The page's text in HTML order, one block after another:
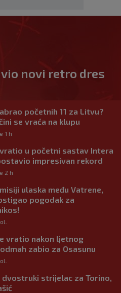
novi retro dres
početnih 11 za Litvu?
se vraća na klupu
1 h
u početni sastav Intera
impresivan rekord
2 h
ulaska među Vatrene,
pogodak za
vratio nakon ljetnog
zabio za Osasunu
dvostruki strijelac za Torino,